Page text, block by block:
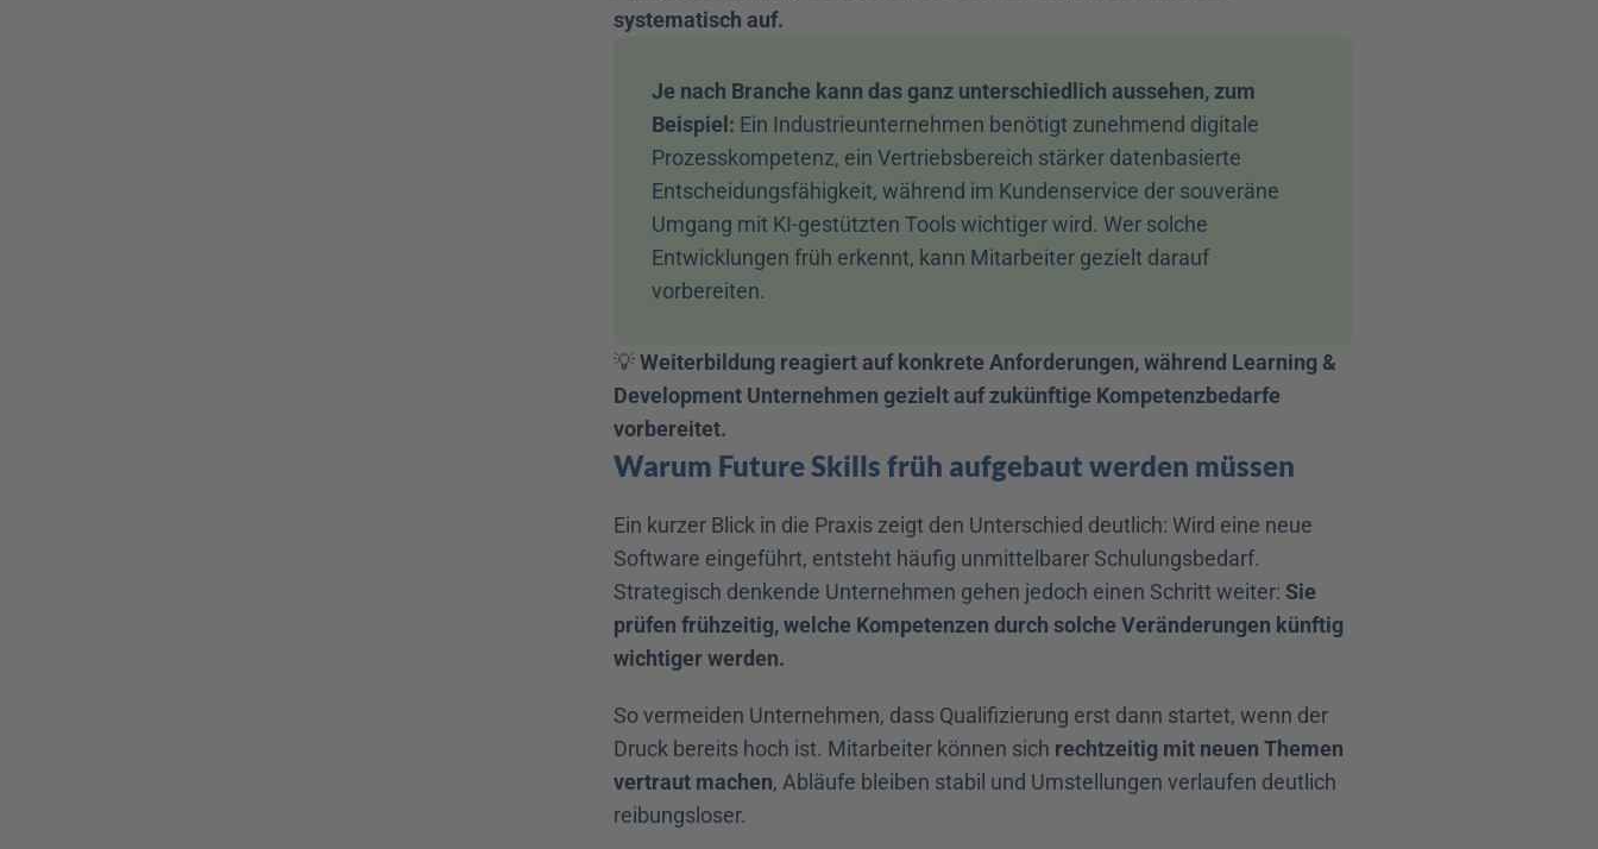
systematisch auf.
Je nach Branche kann das ganz unterschiedlich aussehen, zum
Beispiel: Ein Industrieunternehmen benötigt zunehmend digitale
Prozesskompetenz, ein Vertriebsbereich stärker datenbasierte
Entscheidungsfähigkeit, während im Kundenservice der souveräne
Umgang mit KI-gestützten Tools wichtiger wird. Wer solche
Entwicklungen früh erkennt, kann Mitarbeiter gezielt darauf
vorbereiten.
💡 Weiterbildung reagiert auf konkrete Anforderungen, während Learning &
Development Unternehmen gezielt auf zukünftige Kompetenzbedarfe
vorbereitet.
Warum Future Skills früh aufgebaut werden müssen
Ein kurzer Blick in die Praxis zeigt den Unterschied deutlich: Wird eine neue
Software eingeführt, entsteht häufig unmittelbarer Schulungsbedarf.
Strategisch denkende Unternehmen gehen jedoch einen Schritt weiter: Sie
prüfen frühzeitig, welche Kompetenzen durch solche Veränderungen künftig
wichtiger werden.
So vermeiden Unternehmen, dass Qualifizierung erst dann startet, wenn der
Druck bereits hoch ist. Mitarbeiter können sich rechtzeitig mit neuen Themen
vertraut machen, Abläufe bleiben stabil und Umstellungen verlaufen deutlich
reibungsloser.